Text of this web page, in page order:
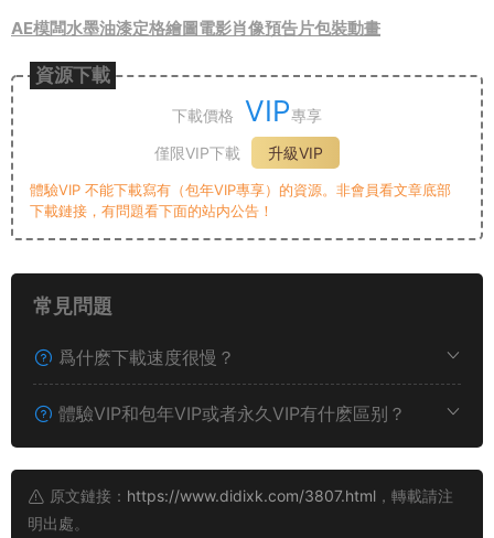
AE模闆水墨油漆定格繪圖電影肖像預告片包裝動畫
資源下載
下載價格 VIP專享
僅限VIP下載
升級VIP
體驗VIP 不能下載寫有（包年VIP專享）的資源。非會員看文章底部
下載鏈接，有問題看下面的站内公告！
常見問題
爲什麽下載速度很慢？
體驗VIP和包年VIP或者永久VIP有什麽區别？
原文鏈接： https://www.didixk.com/3807.html ，轉載請注
明出處。